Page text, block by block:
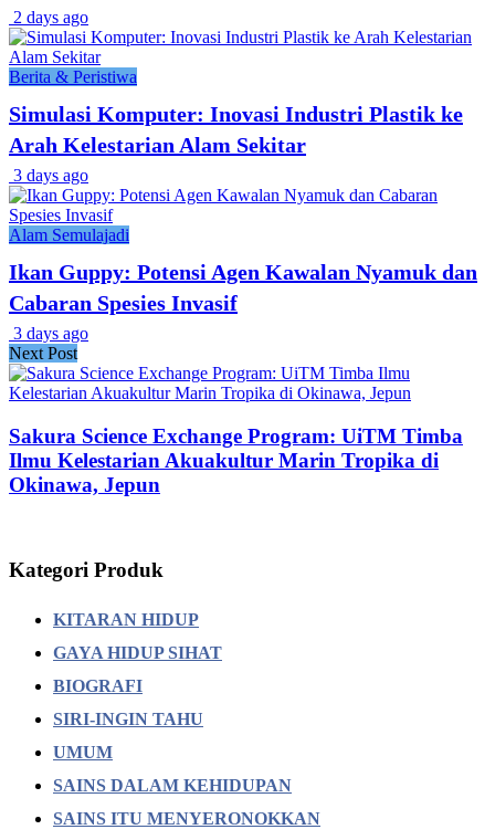
2 days ago
Berita & Peristiwa
Simulasi Komputer: Inovasi Industri Plastik ke
Arah Kelestarian Alam Sekitar
3 days ago
Alam Semulajadi
Ikan Guppy: Potensi Agen Kawalan Nyamuk dan
Cabaran Spesies Invasif
3 days ago
Next Post
Sakura Science Exchange Program: UiTM Timba
Ilmu Kelestarian Akuakultur Marin Tropika di
Okinawa, Jepun
Kategori Produk
KITARAN HIDUP
GAYA HIDUP SIHAT
BIOGRAFI
SIRI-INGIN TAHU
UMUM
SAINS DALAM KEHIDUPAN
SAINS ITU MENYERONOKKAN